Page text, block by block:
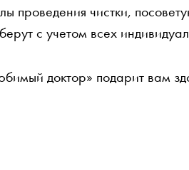
проведения чистки,
с учетом всех
доктор» подарит вам